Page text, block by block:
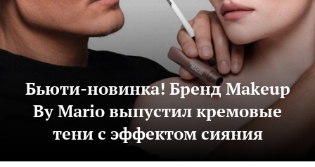
Бьюти-новинка! Бренд Makeup
By Mario выпустил кремовые
тени с эффектом сияния